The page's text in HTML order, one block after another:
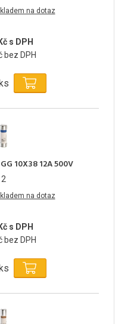
na dotaz
s DPH
bez DPH
10X38 12A 500V
na dotaz
s DPH
bez DPH